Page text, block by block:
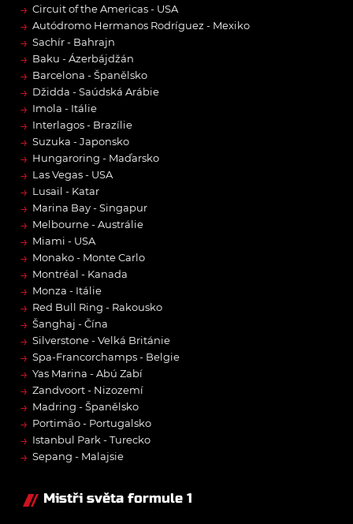
→ Circuit of the Americas - USA
→ Autódromo Hermanos Rodríguez - Mexiko
→ Sachír - Bahrajn
→ Baku - Ázerbájdžán
→ Barcelona - Španělsko
→ Džidda - Saúdská Arábie
→ Imola - Itálie
→ Interlagos - Brazílie
→ Suzuka - Japonsko
→ Hungaroring - Maďarsko
→ Las Vegas - USA
→ Lusail - Katar
→ Marina Bay - Singapur
→ Melbourne - Austrálie
→ Miami - USA
→ Monako - Monte Carlo
→ Montréal - Kanada
→ Monza - Itálie
→ Red Bull Ring - Rakousko
→ Šanghaj - Čína
→ Silverstone - Velká Británie
→ Spa-Francorchamps - Belgie
→ Yas Marina - Abú Zabí
→ Zandvoort - Nizozemí
→ Madring - Španělsko
→ Portimão - Portugalsko
→ Istanbul Park - Turecko
→ Sepang - Malajsie
Mistři světa formule 1